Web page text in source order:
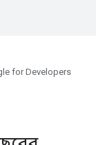
for Developers